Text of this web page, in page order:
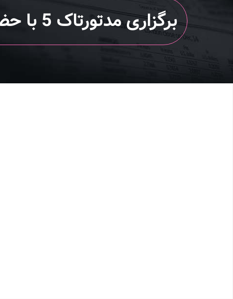
برگزاری مدتورتاک 5 با حضور آریامدتور و کسب‌وکارهای حوزه گردشگری سلامت